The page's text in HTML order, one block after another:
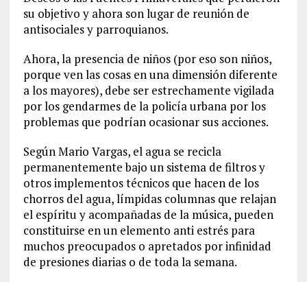
su objetivo y ahora son lugar de reunión de
antisociales y parroquianos.
Ahora, la presencia de niños (por eso son niños,
porque ven las cosas en una dimensión diferente
a los mayores), debe ser estrechamente vigilada
por los gendarmes de la policía urbana por los
problemas que podrían ocasionar sus acciones.
Según Mario Vargas, el agua se recicla
permanentemente bajo un sistema de filtros y
otros implementos técnicos que hacen de los
chorros del agua, límpidas columnas que relajan
el espíritu y acompañadas de la música, pueden
constituirse en un elemento anti estrés para
muchos preocupados o apretados por infinidad
de presiones diarias o de toda la semana.